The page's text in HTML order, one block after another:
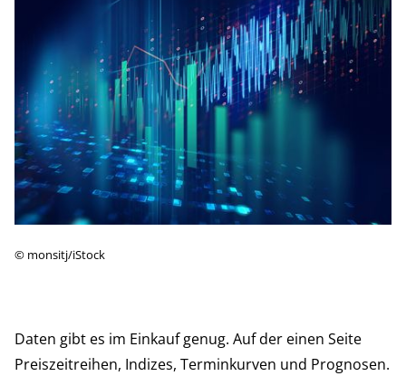
© monsitj/iStock
Daten gibt es im Einkauf genug. Auf der einen Seite
Preiszeitreihen, Indizes, Terminkurven und Prognosen.